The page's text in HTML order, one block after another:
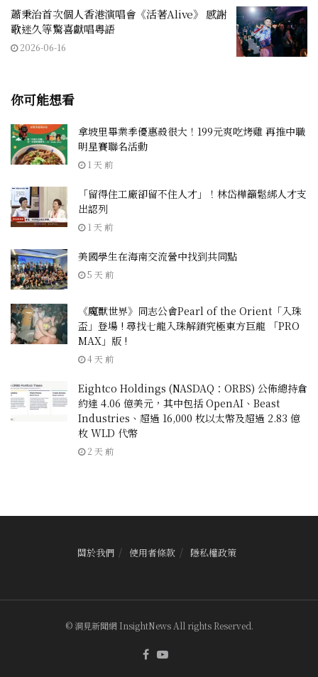
蕭秉治首次個人香港演唱會《活著Alive》 感謝
歌迷久等驚喜獻唱粵語
2026-06-16
你可能想看
拿坡里畢業季優惠殺很大！199元爽吃烤雞 再推中職
明星賽聯名活動
1 天 前
「留得住工廠卻留不住人才」！林岱樺籲鬆綁人才支
出認列
1 天 前
美國學生在海南交流營中找到共同點
5 天 前
《魔獸世界》同志公會Pearl of the Orient「入珠
盃」登場 ! 尋找七龍入珠解鎖究極東方巨龍 「PRO
MAX」版 !
4 天 前
Eightco Holdings (NASDAQ：ORBS) 公佈總持倉
約達 4.06 億美元，其中包括 OpenAI、Beast
Industries、超過 16,000 枚以太幣及超過 2.83 億
枚 WLD 代幣
2 天 前
關於我們 使用者條款 隱私權政策
© 洞見新聞網 InsightNews All rights Reserved.